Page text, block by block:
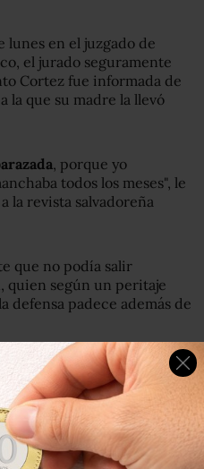
lunes en el juzgado de
el jurado seguramente
Cortez fue informada de
la que su madre la llevó
, porque yo
todos los meses", le
la revista salvadoreña
que no podía salir
quien según un peritaje
defensa padece además de